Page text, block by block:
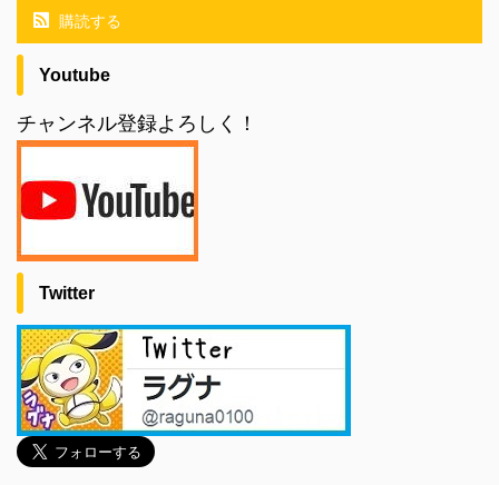
購読する
Youtube
チャンネル登録よろしく！
Twitter